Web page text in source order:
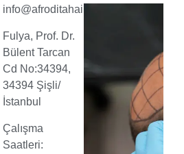
info@afroditahairclinic.com
Fulya, Prof. Dr.
Bülent Tarcan
Cd No:34394,
34394 Şişli/
İstanbul
Çalışma
Saatleri: